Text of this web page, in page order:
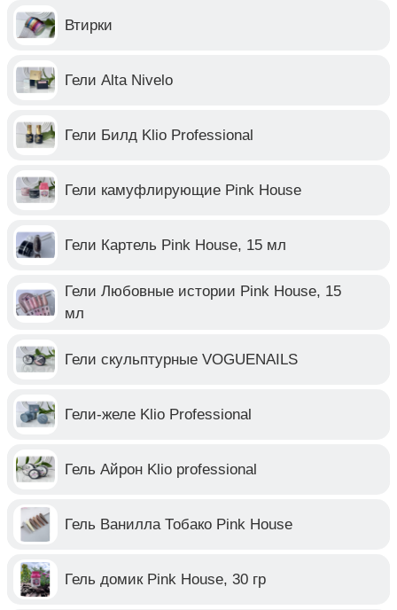
Втирки
Гели Alta Nivelo
Гели Билд Klio Professional
Гели камуфлирующие Pink House
Гели Картель Pink House, 15 мл
Гели Любовные истории Pink House, 15
мл
Гели скульптурные VOGUENAILS
Гели-желе Klio Professional
Гель Айрон Klio professional
Гель Ванилла Тобако Pink House
Гель домик Pink House, 30 гр